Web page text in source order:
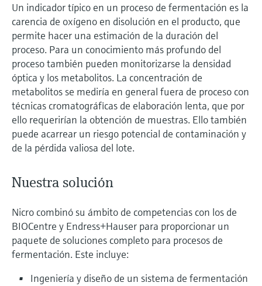
Un indicador típico en un proceso de fermentación es la
carencia de oxígeno en disolución en el producto, que
permite hacer una estimación de la duración del
proceso. Para un conocimiento más profundo del
proceso también pueden monitorizarse la densidad
óptica y los metabolitos. La concentración de
metabolitos se mediría en general fuera de proceso con
técnicas cromatográficas de elaboración lenta, que por
ello requerirían la obtención de muestras. Ello también
puede acarrear un riesgo potencial de contaminación y
de la pérdida valiosa del lote.
Nuestra solución
Nicro combinó su ámbito de competencias con los de
BIOCentre y Endress+Hauser para proporcionar un
paquete de soluciones completo para procesos de
fermentación. Este incluye:
Ingeniería y diseño de un sistema de fermentación